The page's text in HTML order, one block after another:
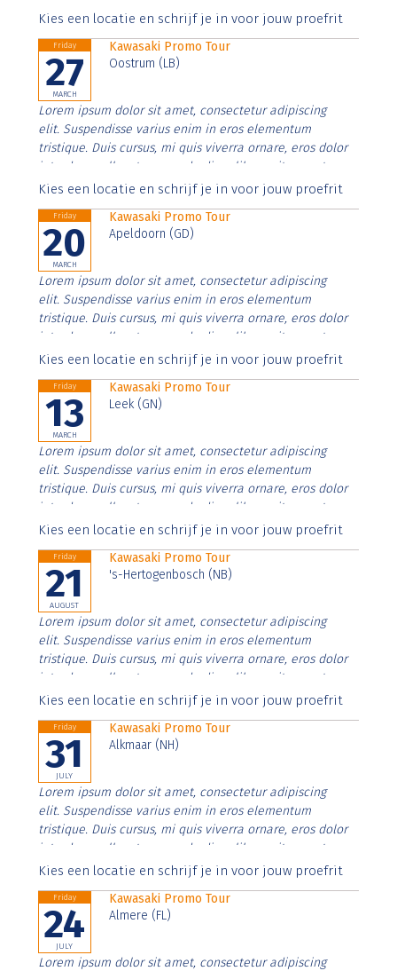
Aenean faucibus nibh et justo cursus id rutrum lorem
Kies een locatie en schrijf je in voor jouw proefrit
Friday
27
MARCH
Kawasaki Promo Tour
Oostrum (LB)
Lorem ipsum dolor sit amet, consectetur adipiscing
elit. Suspendisse varius enim in eros elementum
tristique. Duis cursus, mi quis viverra ornare, eros dolor
interdum nulla, ut commodo diam libero vitae erat.
Aenean faucibus nibh et justo cursus id rutrum lorem
Kies een locatie en schrijf je in voor jouw proefrit
Friday
20
MARCH
Kawasaki Promo Tour
Apeldoorn (GD)
Lorem ipsum dolor sit amet, consectetur adipiscing
elit. Suspendisse varius enim in eros elementum
tristique. Duis cursus, mi quis viverra ornare, eros dolor
interdum nulla, ut commodo diam libero vitae erat.
Aenean faucibus nibh et justo cursus id rutrum lorem
Kies een locatie en schrijf je in voor jouw proefrit
Friday
13
MARCH
Kawasaki Promo Tour
Leek (GN)
Lorem ipsum dolor sit amet, consectetur adipiscing
elit. Suspendisse varius enim in eros elementum
tristique. Duis cursus, mi quis viverra ornare, eros dolor
interdum nulla, ut commodo diam libero vitae erat.
Aenean faucibus nibh et justo cursus id rutrum lorem
Kies een locatie en schrijf je in voor jouw proefrit
Friday
21
AUGUST
Kawasaki Promo Tour
's-Hertogenbosch (NB)
Lorem ipsum dolor sit amet, consectetur adipiscing
elit. Suspendisse varius enim in eros elementum
tristique. Duis cursus, mi quis viverra ornare, eros dolor
interdum nulla, ut commodo diam libero vitae erat.
Aenean faucibus nibh et justo cursus id rutrum lorem
Kies een locatie en schrijf je in voor jouw proefrit
Friday
31
JULY
Kawasaki Promo Tour
Alkmaar (NH)
Lorem ipsum dolor sit amet, consectetur adipiscing
elit. Suspendisse varius enim in eros elementum
tristique. Duis cursus, mi quis viverra ornare, eros dolor
interdum nulla, ut commodo diam libero vitae erat.
Aenean faucibus nibh et justo cursus id rutrum lorem
Kies een locatie en schrijf je in voor jouw proefrit
Friday
24
JULY
Kawasaki Promo Tour
Almere (FL)
Lorem ipsum dolor sit amet, consectetur adipiscing